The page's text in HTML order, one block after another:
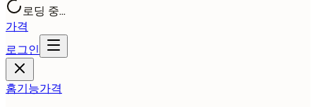
로딩 중...
가격
로그인
홈기능가격